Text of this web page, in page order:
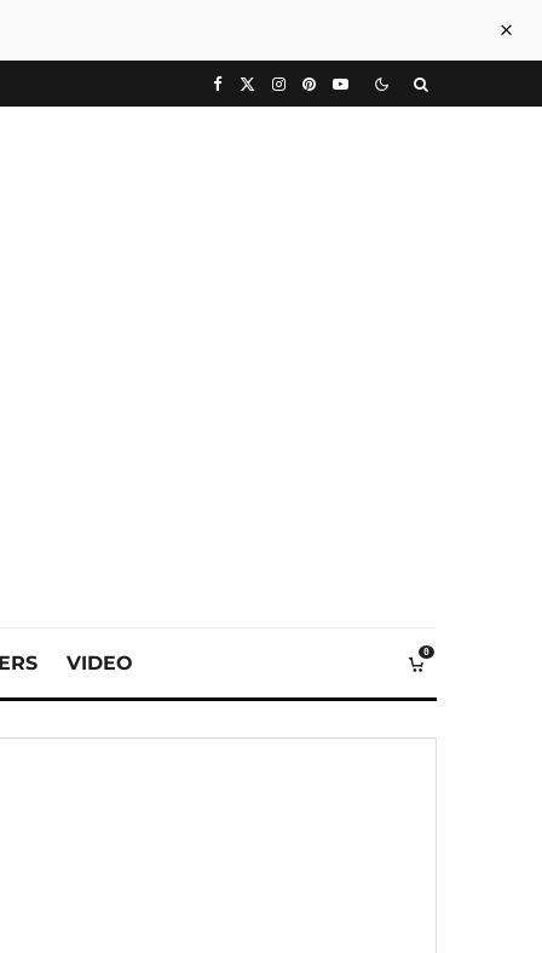
VIDEO 0